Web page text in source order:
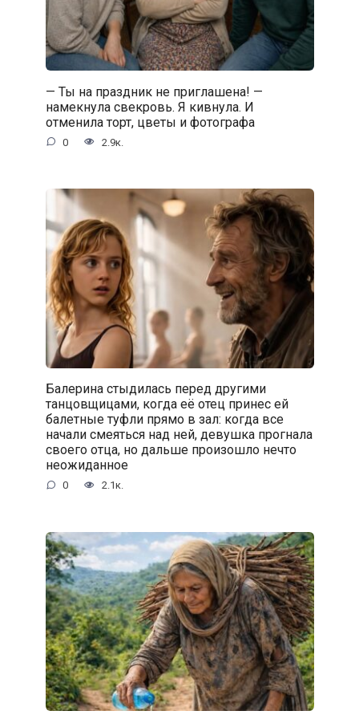
— Ты на праздник не приглашена! —
намекнула свекровь. Я кивнула. И
отменила торт, цветы и фотографа
0 2.9к.
Балерина стыдилась перед другими
танцовщицами, когда её отец принес ей
балетные туфли прямо в зал: когда все
начали смеяться над ней, девушка прогнала
своего отца, но дальше произошло нечто
неожиданное
0 2.1к.